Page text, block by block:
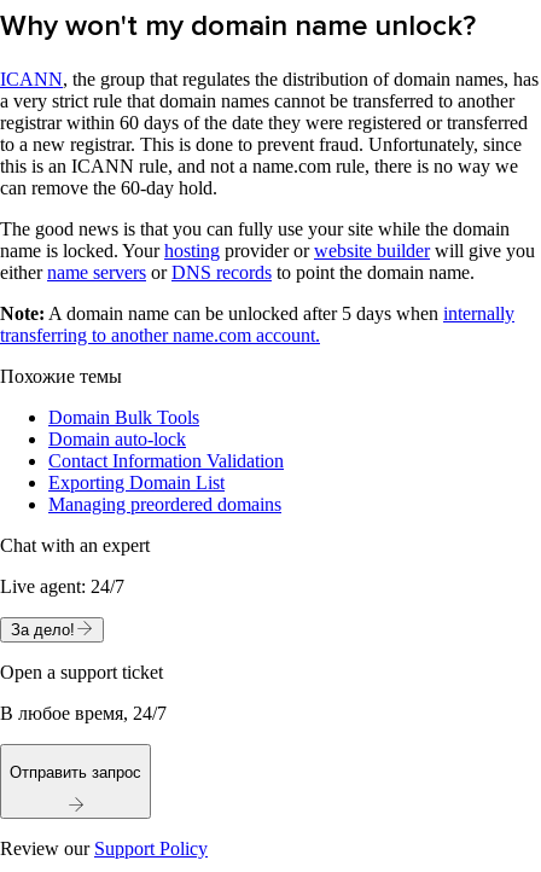
Why won't my domain name unlock?
ICANN, the group that regulates the distribution of domain names, has
a very strict rule that domain names cannot be transferred to another
registrar within 60 days of the date they were registered or transferred
to a new registrar. This is done to prevent fraud. Unfortunately, since
this is an ICANN rule, and not a name.com rule, there is no way we
can remove the 60-day hold.
The good news is that you can fully use your site while the domain
name is locked. Yourhosting provider orwebsite builderwill give you
eithername servers orDNS records to point the domain name.
Note: A domain name can be unlocked after 5 days when internally
transferring to another name.com account.
Похожие темы
Domain Bulk Tools
Domain auto-lock
Contact Information Validation
Exporting Domain List
Managing preordered domains
Chat with an expert
Live agent: 24/7
За дело!
Open a support ticket
В любое время, 24/7
Отправить запрос
Review our Support Policy